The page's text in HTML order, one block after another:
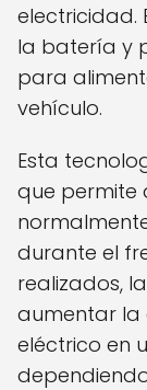
electricidad.
la batería y
para
vehículo.
Esta
que permite
durante el
realizados,
aumentar la
eléctrico en